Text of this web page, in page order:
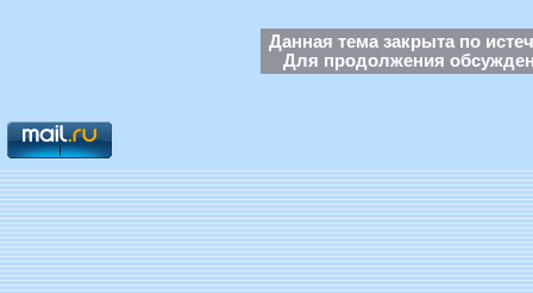
Данная тема закрыта по
Для продолжения